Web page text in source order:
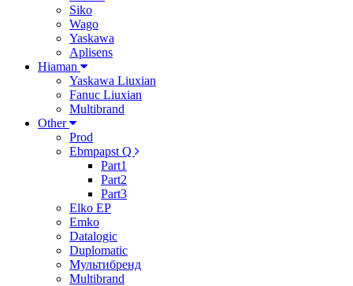
Siko
Wago
Yaskawa
Aplisens
Hiaman
Yaskawa Liuxian
Fanuc Liuxian
Multibrand
Other
Prod
Ebmpapst Q
Part1
Part2
Part3
Elko EP
Emko
Datalogic
Duplomatic
Мультибренд
Multibrand